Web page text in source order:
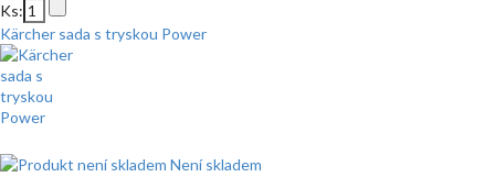
Ks:
Kärcher sada s tryskou Power
Není skladem